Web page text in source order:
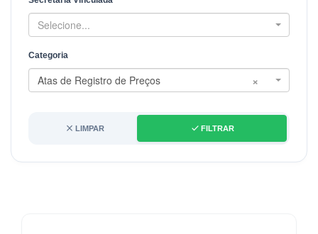
Selecione...
Categoria
×
Atas de Registro de Preços
close LIMPAR done FILTRAR